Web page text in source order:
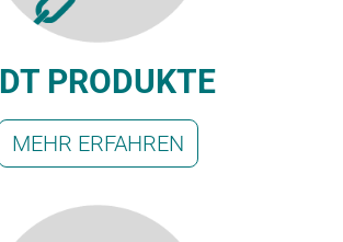
PRODUKTE
MEHR ERFAHREN